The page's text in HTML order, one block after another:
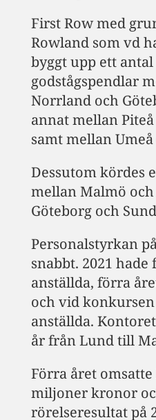
First Row med
Rowland som vd
byggt upp ett
godstågspendlar
Norrland och
annat mellan
samt mellan
Dessutom kördes
mellan Malmö
Göteborg och
Personalstyrkan
snabbt. 2021
anställda, förra
och vid
anställda.
år från Lund till
Förra året omsatte
miljoner kronor
rörelseresultat på